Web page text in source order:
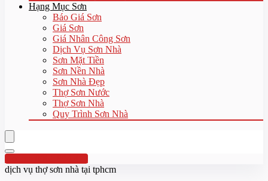
Hạng Mục Sơn
Báo Giá Sơn
Giá Sơn
Giá Nhân Công Sơn
Dịch Vụ Sơn Nhà
Sơn Mặt Tiền
Sơn Nền Nhà
Sơn Nhà Đẹp
Thợ Sơn Nước
Thợ Sơn Nhà
Quy Trình Sơn Nhà
Hotline:0961 894 472
dịch vụ thợ sơn nhà tại tphcm